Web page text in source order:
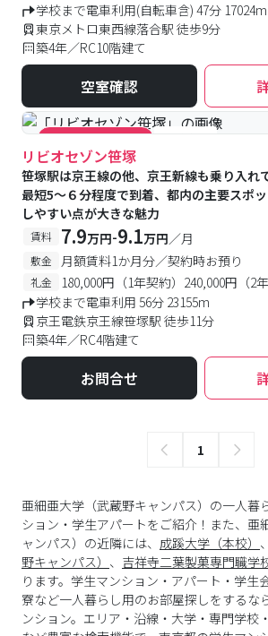
学校まで電車利用(自転車含) 47分 17024m
東京メトロ東西線落合駅 徒歩9分
築4年／RC10階建て
空室確認
#キャンペーン実施中 #食事付き
リビオセゾン笹塚
笹塚駅は京王線の他、京王新線も乗り入れ
最短5〜６分程度で到着、都内の主要スポ
しやすい点が大きな魅力
賃料 7.9万円-9.1万円／月
敷金 月額賃料1か月分／契約時お預り
礼金
180,000円（1年契約）240,000円（2
学校まで電車利用 56分 23155m
京王電鉄京王線笹塚駅 徒歩11分
築4年／RC4階建て
お問合せ
1
亜細亜大学（武蔵野キャンパス）の一人暮
ション・学生アパートをご紹介！また、亜
ャンパス）の近隣には、 成蹊大学（本校） 、
野キャンパス） 、 吉祥寺二葉製菓専門職学
ります。学生マンション・アパート・学生
寮など一人暮らし用のお部屋探しをするな
ンション。エリア・沿線・大学・専門学校